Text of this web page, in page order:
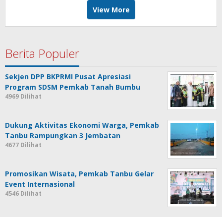
View More
Berita Populer
Sekjen DPP BKPRMI Pusat Apresiasi
Program SDSM Pemkab Tanah Bumbu
4969 Dilihat
Dukung Aktivitas Ekonomi Warga, Pemkab
Tanbu Rampungkan 3 Jembatan
4677 Dilihat
Promosikan Wisata, Pemkab Tanbu Gelar
Event Internasional
4546 Dilihat